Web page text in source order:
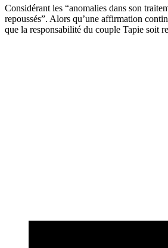
Considérant les “anomalies dans son
repoussés”. Alors qu’une affirmation
que la responsabilité du couple Tapie soit